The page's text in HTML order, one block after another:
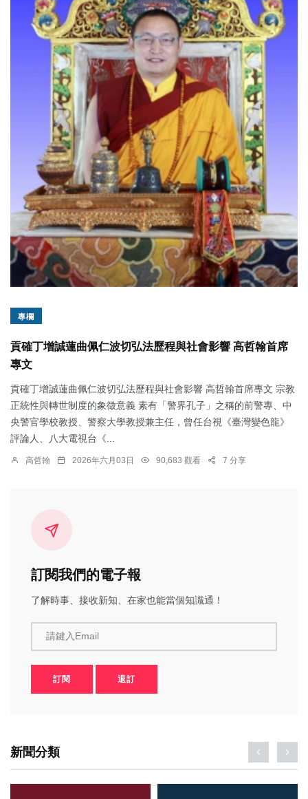
專欄
貢確丁增誠蓮曲佩仁波切弘法歷程與社會影響 高哲翰首席
專文
貢確丁增誠蓮曲佩仁波切弘法歷程與社會影響 高哲翰首席專文 宗教
正統性與轉世制度的象徵意義 素有「警界孔子」之稱的前警專、中
央警官學校教授、警察大學教授兼主任，曾任台視《臺灣變色龍》
評論人、八大電視台《...
高哲翰 2026年六月03日 90,683 觀看 7 分享
訂閱我們的電子報
了解時事、接收新知、在家也能當個知識通！
請鍵入Email
訂閱 退訂
新聞分類